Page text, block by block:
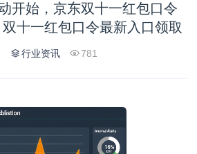
开始，京东双十一红包口令
双十一红包口令最新入口领取
行业资讯 781